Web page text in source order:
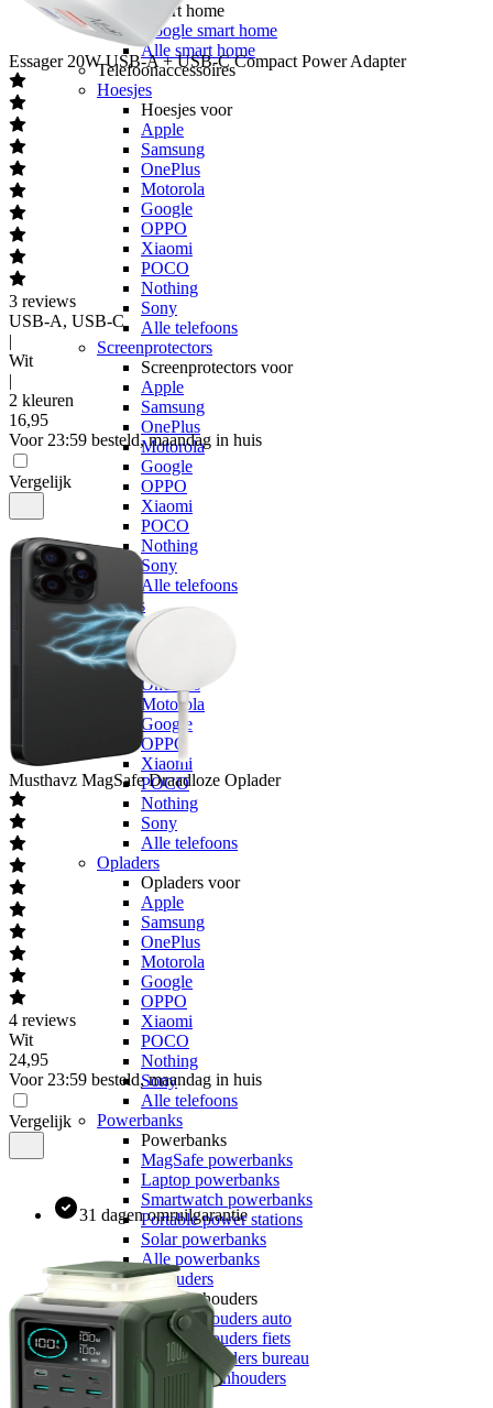
Smart home
Google smart home
Alle smart home
Telefoonaccessoires
Hoesjes
Hoesjes voor
Apple
Samsung
OnePlus
Motorola
Google
OPPO
Xiaomi
POCO
Nothing
Sony
Alle telefoons
Screenprotectors
Screenprotectors voor
Apple
Samsung
OnePlus
Motorola
Google
OPPO
Xiaomi
POCO
Nothing
Sony
Alle telefoons
Kabels
Kabels voor
OnePlus
Motorola
Google
OPPO
Xiaomi
POCO
Nothing
Sony
Alle telefoons
Opladers
Opladers voor
Apple
Samsung
OnePlus
Motorola
Google
OPPO
Xiaomi
POCO
Nothing
Sony
Alle telefoons
Powerbanks
Powerbanks
MagSafe powerbanks
Laptop powerbanks
Smartwatch powerbanks
Portable power stations
Solar powerbanks
Alle powerbanks
Telefoonhouders
Telefoonhouders
Telefoonhouders auto
Telefoonhouders fiets
Telefoonhouders bureau
Alle telefoonhouders
Geheugen
Essager 20W USB-A + USB-C Compact Power Adapter
3 reviews
USB-A, USB-C
|
Wit
|
2 kleuren
16,95
Voor 23:59 besteld, maandag in huis
Vergelijk
Musthavz MagSafe Draadloze Oplader
4 reviews
Wit
24,95
Voor 23:59 besteld, maandag in huis
Vergelijk
31 dagen omruilgarantie